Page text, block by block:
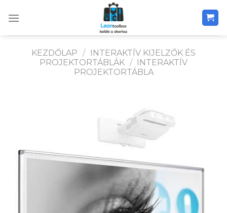
KEZDŐLAP /
INTERAKTÍV KIJELZŐK ÉS
PROJEKTORTÁBLÁK /
INTERAKTÍV
PROJEKTORTÁBLA